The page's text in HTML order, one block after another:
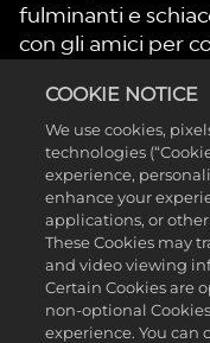
fulminanti e
con gli amici per
La mia
con le tue
MyTEAM. Insegui
campo e vivi
2K.
COOKIE NOTICE
We use cookies,
technologies
experience,
enhance your
applications, or other
These Cookies may
and video viewing
Certain Cookies are
non-optional
experience. You can